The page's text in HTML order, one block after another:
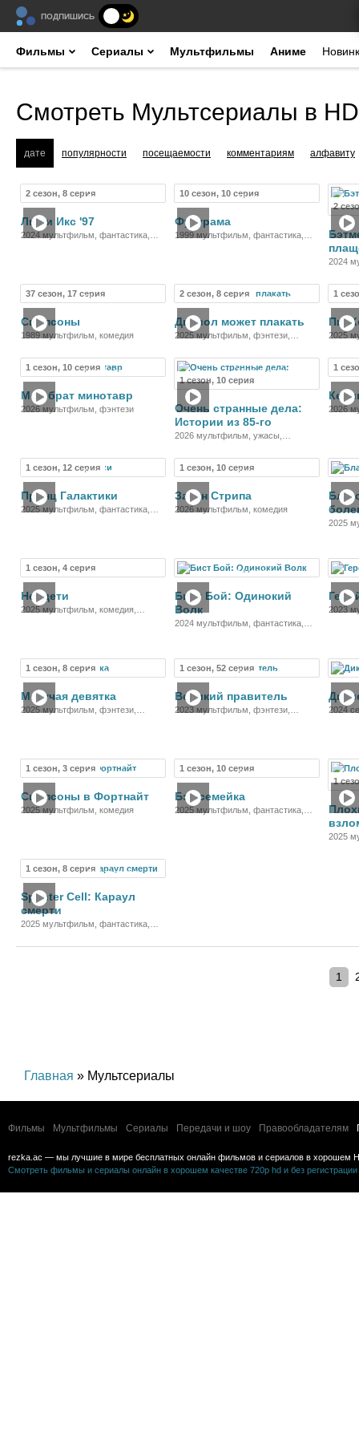
ПОДПИШИСЬ
Фильмы Сериалы Мультфильмы Аниме
Смотреть Мультсериалы в
дате популярности посещаемости комментариям алфавиту
2 сезон, 8 серияМультсериал
Люди Икс '97
2024 мультфильм, фантастика,
10 сезон, 10 серияМультсериал
Футурама
1999 мультфильм, фантастика,
2
2024
37 сезон, 17 серияМультсериал
Симпсоны
1989 мультфильм, комедия
2 сезон, 8 серияМультсериал
Дьявол может плакать
2025 мультфильм, фэнтези,
1
2025
1 сезон, 10 серияМультсериал
Мой брат минотавр
2026 мультфильм, фэнтези
1 сезон, 10 серия
Мультсериал
Очень странные дела:
Истории из 85-го
2026 мультфильм, ужасы,
1
2026
1 сезон, 12 серияМультсериал
Принц Галактики
2025 мультфильм, фантастика,
1 сезон, 10 серияМультсериал
Закон Стрипа
2026 мультфильм, комедия
2025
1 сезон, 4 серияМультсериал
Неодети
2025 мультфильм, комедия,
Мультсериал
Бист Бой: Одинокий
Волк
2024 мультфильм, фантастика,
2023
1 сезон, 8 серияМультсериал
Могучая девятка
2025 мультфильм, фэнтези,
1 сезон, 52 серияМультсериал
Великий правитель
2023 мультфильм, фэнтези,
2024
1 сезон, 3 серияМультсериал
Симпсоны в Фортнайт
2025 мультфильм, комедия
1 сезон, 10 серияМультсериал
Бэт-семейка
2025 мультфильм, фантастика,
1
2025
1 сезон, 8 серияМультсериал
Splinter Cell: Караул
смерти
2025 мультфильм, фантастика,
1
Главная » Мультсериалы
Фильмы Мультфильмы Сериалы Передачи и шоу Правообладателям
rezka.ac — мы лучшие в мире бесплатных онлайн фильмов и сериалов в хорошем
Смотреть фильмы и сериалы онлайн в хорошем качестве 720p hd и без